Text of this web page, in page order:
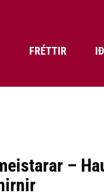
FRÉTTIR
–